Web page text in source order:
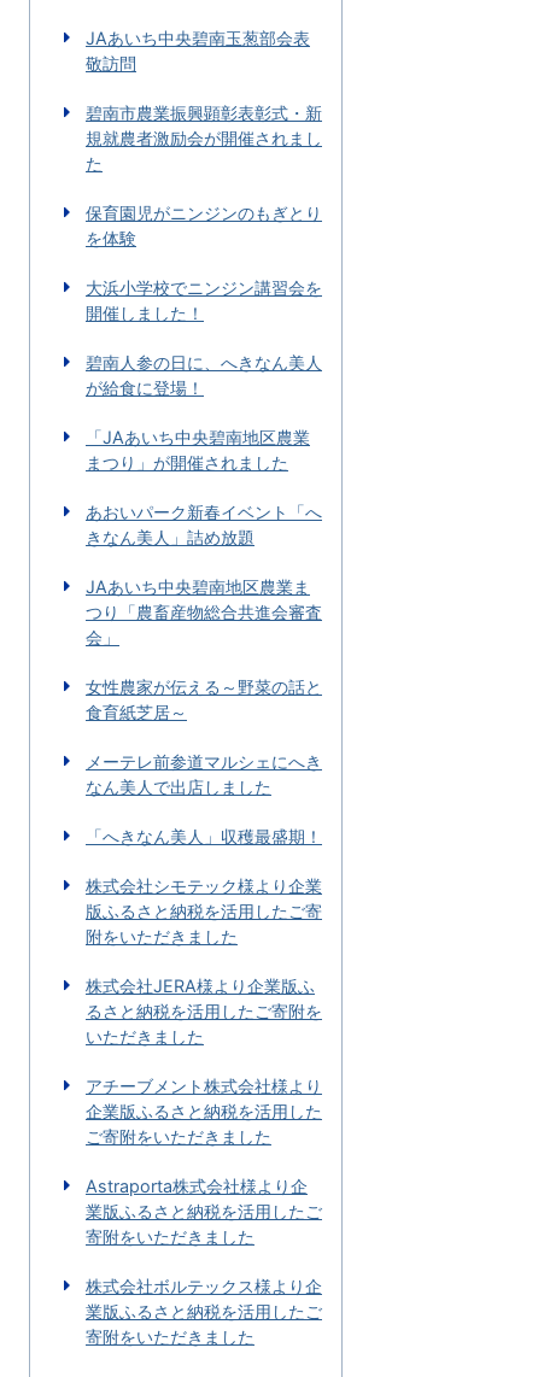
JAあいち中央碧南玉葱部会表
敬訪問
碧南市農業振興顕彰表彰式・新
規就農者激励会が開催されまし
た
保育園児がニンジンのもぎとり
を体験
大浜小学校でニンジン講習会を
開催しました！
碧南人参の日に、へきなん美人
が給食に登場！
「JAあいち中央碧南地区農業
まつり」が開催されました
あおいパーク新春イベント「へ
きなん美人」詰め放題
JAあいち中央碧南地区農業ま
つり「農畜産物総合共進会審査
会」
女性農家が伝える～野菜の話と
食育紙芝居～
メーテレ前参道マルシェにへき
なん美人で出店しました
「へきなん美人」収穫最盛期！
株式会社シモテック様より企業
版ふるさと納税を活用したご寄
附をいただきました
株式会社JERA様より企業版ふ
るさと納税を活用したご寄附を
いただきました
アチーブメント株式会社様より
企業版ふるさと納税を活用した
ご寄附をいただきました
Astraporta株式会社様より企
業版ふるさと納税を活用したご
寄附をいただきました
株式会社ボルテックス様より企
業版ふるさと納税を活用したご
寄附をいただきました